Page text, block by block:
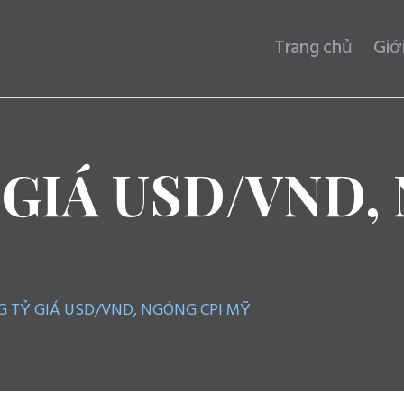
Trang chủ
USD/VND,
TỶ GIÁ USD/VND, NGÓNG CPI MỸ
AFA CAPITAL
Tin tức
Liên hệ